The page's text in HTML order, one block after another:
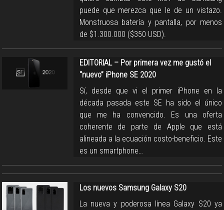
puede que merezca que le de un vistazo.
Monstruosa batería y pantalla, por menos
de $1.300.000 ($350 USD).
EDITORIAL – Por primera vez me gustó el
“nuevo” iPhone SE 2020
Sí, desde que vi el primer iPhone en la
década pasada este SE ha sido el único
que me ha convencido. Es una oferta
coherente de parte de Apple que está
alineada a la ecuación costo-beneficio. Este
es un smartphone…
Los nuevos Samsung Galaxy S20
La nueva y poderosa línea Galaxy S20 ya